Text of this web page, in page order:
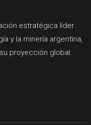
estratégica líder
y la minería argentina,
proyección global.